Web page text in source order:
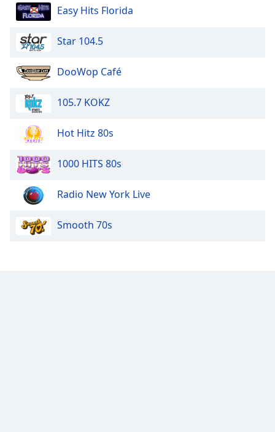
cancel
and
close
Color
Opacity
Text
Background
Color
Opacity
Easy Hits Florida
Star 104.5
DooWop Café
105.7 KOKZ
Hot Hitz 80s
1000 HITS 80s
Radio New York Live
Smooth 70s